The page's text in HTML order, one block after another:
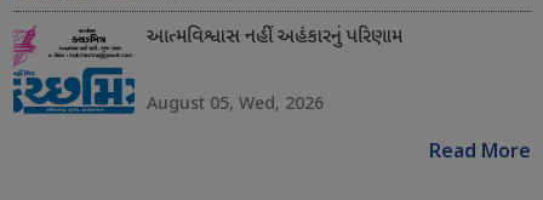
આત્મવિશ્વાસ નહીં અહંકારનું પરિણામ
August 05, Wed, 2026
Read More